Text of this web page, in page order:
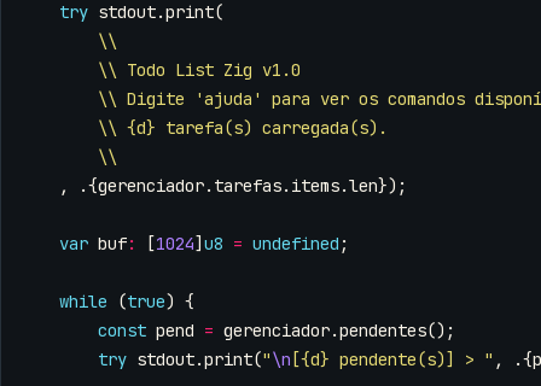
try stdout.print(
\\
\\ Todo List Zig v1.0
\\ Digite 'ajuda' para ver os comandos
\\ {d} tarefa(s) carregada(s).
\\
,
.{gerenciador. tarefas. items.len});
var buf: [1024] u8 = undefined ;
while (true) {
const pend = gerenciador.pendentes();
try stdout.print("\n [{d} pendente(s)] > " , .{